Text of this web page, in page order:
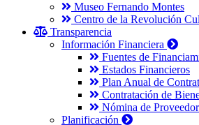
Museo Fernando Montes
Centro de la Revolución
Transparencia
Información Financiera
Fuentes de
Estados Financieros
Plan Anual de
Contratación de
Nómina de
Planificación